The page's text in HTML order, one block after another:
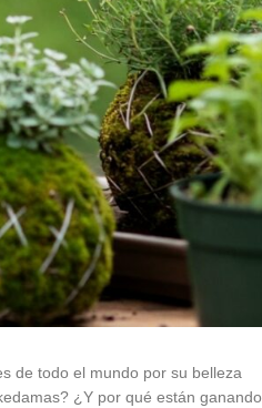
de todo el mundo por su belleza
¿Y por qué están ganando